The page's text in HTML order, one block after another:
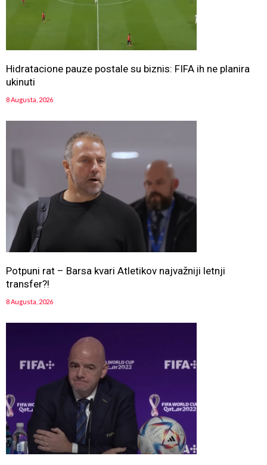
Hidratacione pauze postale su biznis: FIFA ih ne planira
ukinuti
8 Augusta, 2026
Potpuni rat – Barsa kvari Atletikov najvažniji letnji
transfer?!
8 Augusta, 2026